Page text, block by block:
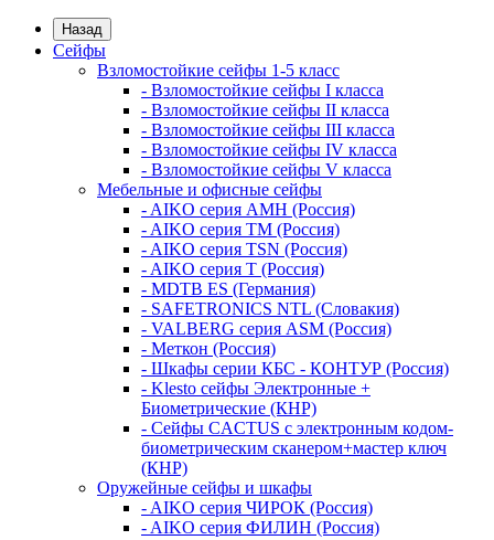
Назад
Сейфы
Взломостойкие сейфы 1-5 класс
- Взломостойкие сейфы I класса
- Взломостойкие сейфы II класса
- Взломостойкие сейфы III класса
- Взломостойкие сейфы IV класса
- Взломостойкие сейфы V класса
Мебельные и офисные сейфы
- AIKO серия AMH (Россия)
- AIKO серия TM (Россия)
- AIKO серия TSN (Россия)
- AIKO серия Т (Россия)
- MDTB ES (Германия)
- SAFETRONICS NTL (Словакия)
- VALBERG серия ASM (Россия)
- Меткон (Россия)
- Шкафы серии КБС - КОНТУР (Россия)
- Klesto сейфы Электронные +
Биометрические (КНР)
- Сейфы CACTUS с электронным кодом-
биометрическим сканером+мастер ключ
(КНР)
Оружейные сейфы и шкафы
- AIKO серия ЧИРОК (Россия)
- AIKO серия ФИЛИН (Россия)